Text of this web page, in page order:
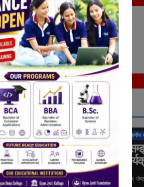
अन्तर्राष्ट्रिय कुराकानी
राजनीति लुम्बिनी प्रदेश समाचार स्थानीय
दिवंगत राजपरिवारको
आज दीप प्रज्वलन
गरिने
१९ जेष्ठ २०८३, मंगलवार १०:२७ १९